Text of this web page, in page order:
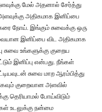
மேல் அதனால் சேர்த்து
அதிகமாக இனிப்பை
நோய். இங்கும் சுவைக்கு ஒரு
இனிப்பை விட அதிகமாக
உங்களுக்கு குறைய
இனிப்பு என்பது. நீங்கள்
சுவை மாற ஆரம்பித்து
குறைவான அளவில்
தெரியாமல் போய்விடும்
உடலுக்கு நன்மை